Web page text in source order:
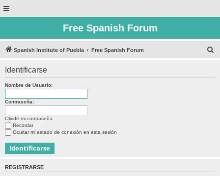
Free Spanish Forum
Spanish Institute of Puebla Free Spanish Forum
Identificarse
Nombre de Usuario:
Contraseña:
Olvidé mi contraseña
Recordar
Ocultar mi estado de conexión en esta sesión
REGISTRARSE